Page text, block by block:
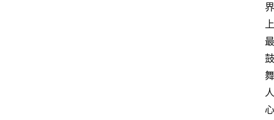
界
上
最
鼓
舞
人
心